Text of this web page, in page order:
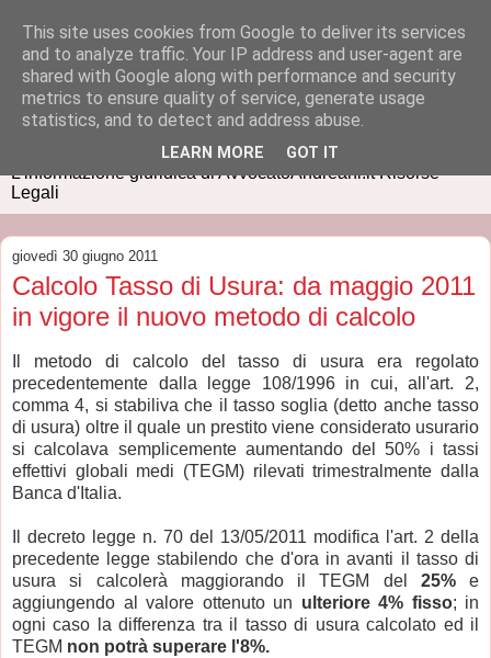
IUSPRESS
L'informazione giuridica di AvvocatoAndreani.it Risorse
Legali
giovedì 30 giugno 2011
Calcolo Tasso di Usura: da maggio 2011
in vigore il nuovo metodo di calcolo
Il metodo di calcolo del tasso di usura era regolato
precedentemente dalla legge 108/1996 in cui, all'art. 2,
comma 4, si stabiliva che il tasso soglia (detto anche tasso
di usura) oltre il quale un prestito viene considerato usurario
si calcolava semplicemente aumentando del 50% i tassi
effettivi globali medi (TEGM) rilevati trimestralmente dalla
Banca d'Italia.
Il decreto legge n. 70 del 13/05/2011 modifica l'art. 2 della
precedente legge stabilendo che d'ora in avanti il tasso di
usura si calcolerà maggiorando il TEGM del 25%e
aggiungendo al valore ottenuto un ulteriore 4% fisso; in
ogni caso la differenza tra il tasso di usura calcolato ed il
TEGM non potrà superare l'8%.
This site uses cookies from Google to deliver its services
and to analyze traffic. Your IP address and user-agent are
shared with Google along with performance and security
metrics to ensure quality of service, generate usage
statistics, and to detect and address abuse.
LEARN MORE GOT IT